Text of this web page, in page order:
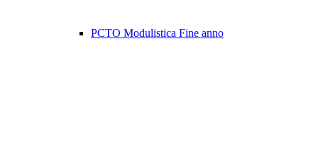
PCTO Modulistica Fine anno